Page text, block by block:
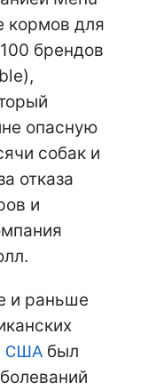
кормов для
брендов
опасную
собак и
отказа
и
и раньше
США был